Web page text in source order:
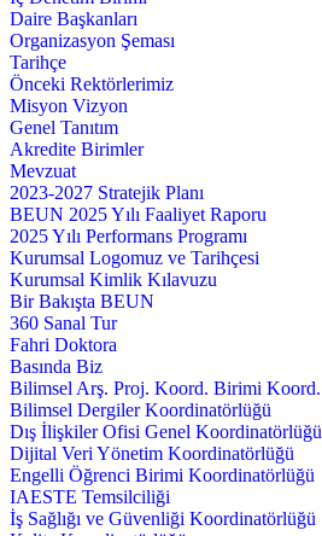
Daire Başkanları
Organizasyon Şeması
Tarihçe
Önceki Rektörlerimiz
Misyon Vizyon
Genel Tanıtım
Akredite Birimler
Mevzuat
2023-2027 Stratejik Planı
BEUN 2025 Yılı Faaliyet Raporu
2025 Yılı Performans Programı
Kurumsal Logomuz ve Tarihçesi
Kurumsal Kimlik Kılavuzu
Bir Bakışta BEUN
360 Sanal Tur
Fahri Doktora
Basında Biz
Bilimsel Arş. Proj. Koord. Birimi Koord.
Bilimsel Dergiler Koordinatörlüğü
Dış İlişkiler Ofisi Genel Koordinatörlüğü
Dijital Veri Yönetim Koordinatörlüğü
Engelli Öğrenci Birimi Koordinatörlüğü
IAESTE Temsilciliği
İş Sağlığı ve Güvenliği Koordinatörlüğü